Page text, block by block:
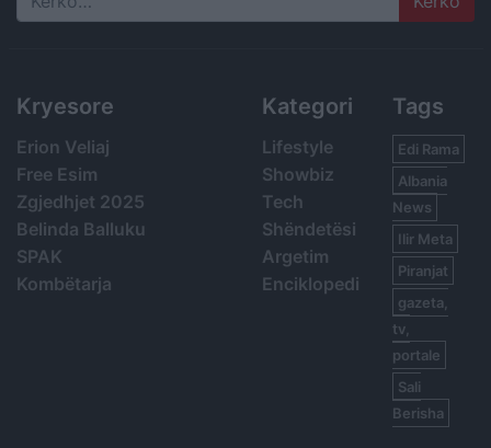
Search
Kryesore
Erion Veliaj
Free Esim
Zgjedhjet 2025
Belinda Balluku
SPAK
Kombëtarja
Kategori
Lifestyle
Showbiz
Tech
Shëndetësi
Argetim
Enciklopedi
Tags
Edi Rama
Albania
News
Ilir Meta
Piranjat
gazeta,
tv,
portale
Sali
Berisha